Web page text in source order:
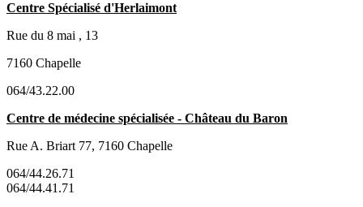
Centre Spécialisé d'Herlaimont
Rue du 8 mai , 13
7160 Chapelle
064/43.22.00
Centre de médecine spécialisée - Château du Baron
Rue A. Briart 77, 7160 Chapelle
064/44.26.71
064/44.41.71